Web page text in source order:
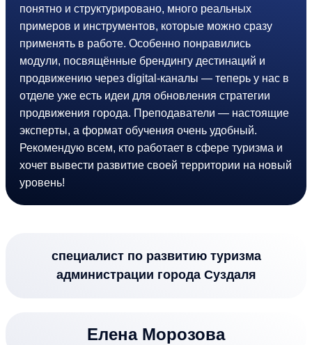
понятно и структурировано, много реальных
примеров и инструментов, которые можно сразу
применять в работе. Особенно понравились
модули, посвящённые брендингу дестинаций и
продвижению через digital-каналы — теперь у нас в
отделе уже есть идеи для обновления стратегии
продвижения города. Преподаватели — настоящие
эксперты, а формат обучения очень удобный.
Рекомендую всем, кто работает в сфере туризма и
хочет вывести развитие своей территории на новый
уровень!
специалист по развитию туризма
администрации города Суздаля
Елена Морозова